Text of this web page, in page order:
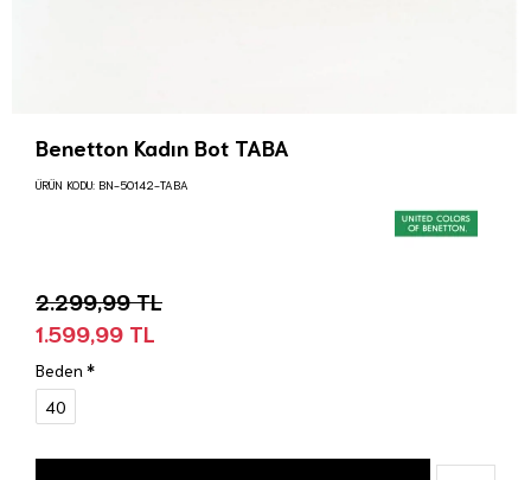
Benetton Kadın Bot TABA
1.599,99 TL
2.299,99 TL
ÜRÜN KODU: BN-50142-TABA
Beden
40